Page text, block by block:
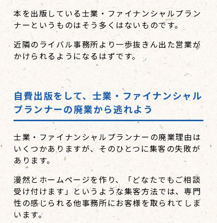
本を出版している士業・ファイナンシャルプラン
ナーというものはそう多くはないものです。
近隣のライバル事務所より一歩抜きん出た営業が
かけられるようになるはずです。
自費出版をして、士業・ファイナンシャル
プランナーの廃業から逃れよう
士業・ファイナンシャルプランナーの廃業理由は
いくつかありますが、そのひとつに集客の失敗が
あります。
漫然とホームページを作り、「どなたでもご相談
受け付けます」というような集客方法では、専門
性の感じられる他事務所にお客様を取られてしま
います。